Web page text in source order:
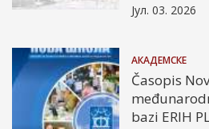
Јул. 03. 2026
АКАДЕМСКЕ
Časopis
bazi ERIH